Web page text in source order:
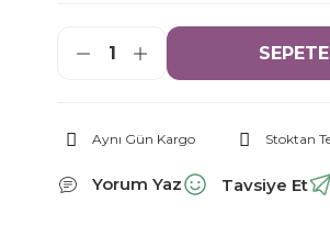
Aynı Gün Kargo Stoktan
Yorum Yaz Tavsiye Et